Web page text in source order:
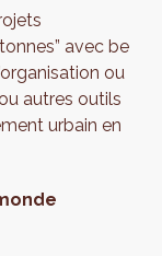
avec be
ou
autres outils
urbain en